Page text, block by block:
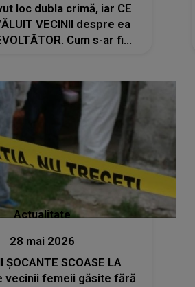
loc dubla crimă, iar CE
VECINII despre ea
Cum s-ar fi
ați dat..."
Actualitate
28 mai 2026
ȘOCANTE SCOASE LA
vecinii femeii găsite fără